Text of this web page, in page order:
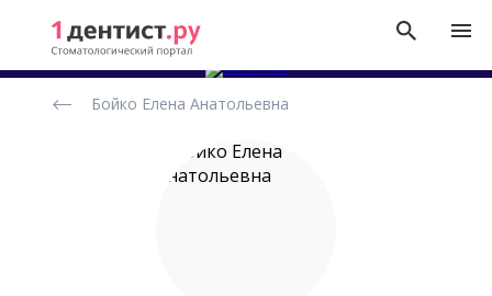
стоматологов
Бойко Елена Анатольевна